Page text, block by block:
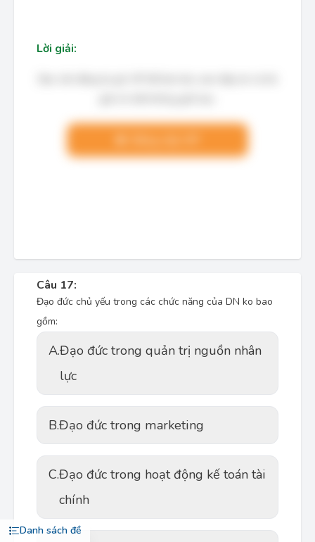
Danh sách đề
Lời giải:
Câu 17:
Đạo đức chủ yếu trong các chức năng của DN ko bao
gồm:
A.Đạo đức trong quản trị nguồn nhân
lực
B.Đạo đức trong marketing
C.Đạo đức trong hoạt động kế toán tài
chính